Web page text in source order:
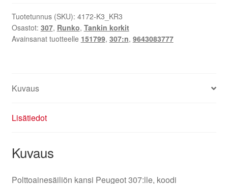
9643083777
LQAD
määrä
Tuotetunnus (SKU): 4172-K3_KR3
Osastot: 307, Runko, Tankin korkit
Avainsanat tuotteelle 151799, 307:n, 9643083777
Kuvaus
Lisätiedot
Kuvaus
Polttoainesäiliön kansi Peugeot 307:lle, koodi